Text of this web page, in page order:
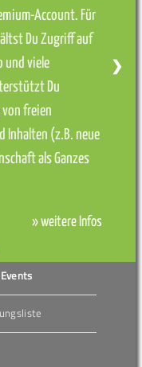
Account. Für
Du Zugriff auf
und viele
Du
freien
Inhalten (z.B. neue
als Ganzes
» weitere Infos
❯